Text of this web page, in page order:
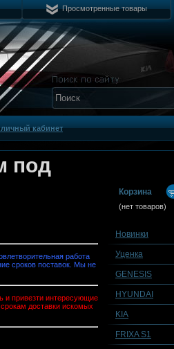
Просмотренные товары
кабинет
под
работа
сроков поставок. Мы не
и привезти интересующие
доставки искомых
Корзина
(нет товаров)
Новинки
Уценка
GENESIS
HYUNDAI
KIA
FRIXA S1